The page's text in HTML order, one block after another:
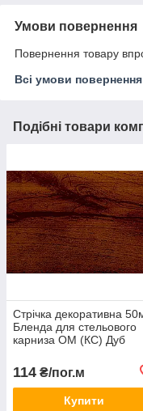
Умови повернення
Повернення товару
Всі умови повернення
Подібні товари
Стрічка декоративна
Бленда для стельового
карниза ОМ (КС) Дуб
114 ₴/пог.м
Купити